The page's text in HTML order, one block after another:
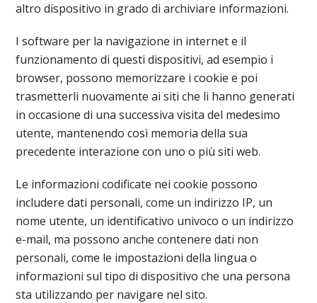
altro dispositivo in grado di archiviare informazioni.
I software per la navigazione in internet e il
funzionamento di questi dispositivi, ad esempio i
browser, possono memorizzare i cookie e poi
trasmetterli nuovamente ai siti che li hanno generati
in occasione di una successiva visita del medesimo
utente, mantenendo così memoria della sua
precedente interazione con uno o più siti web.
Le informazioni codificate nei cookie possono
includere dati personali, come un indirizzo IP, un
nome utente, un identificativo univoco o un indirizzo
e-mail, ma possono anche contenere dati non
personali, come le impostazioni della lingua o
informazioni sul tipo di dispositivo che una persona
sta utilizzando per navigare nel sito.